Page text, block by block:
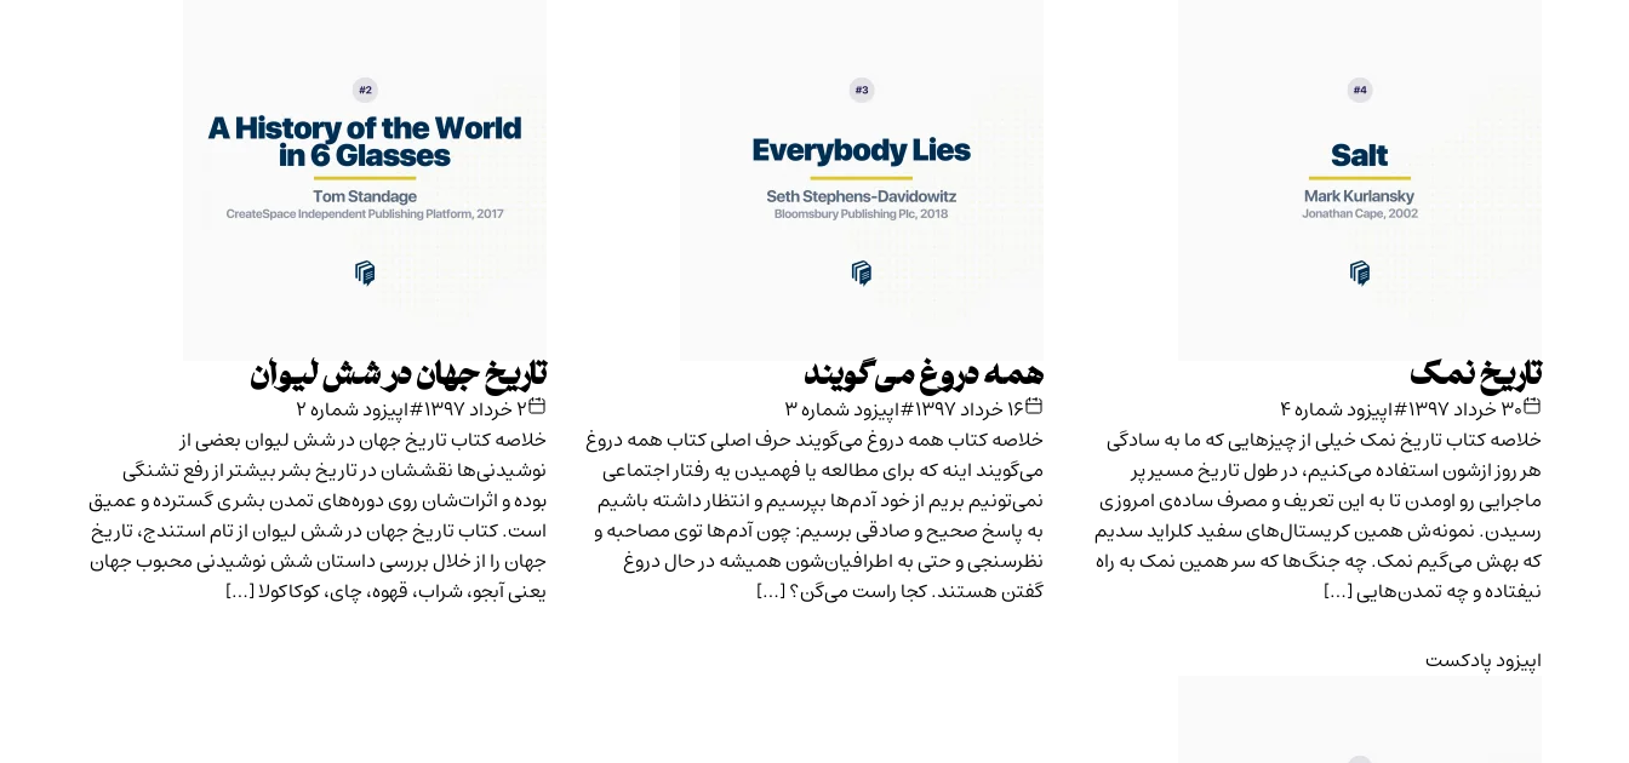
تاریخ نمک
۳۰ خرداد ۱۳۹۷
#اپیزود شماره ۴
خلاصه کتاب تاریخ نمک خیلی از چیزهایی که ما به سادگی
هر روز ازشون استفاده می‌کنیم، در طول تاریخ مسیر پر
ماجرایی رو اومدن تا به این تعریف و مصرف ساده‌ی امروزی
رسیدن. نمونه‌ش همین کریستال‌های سفید کلراید سدیم
که بهش می‌گیم نمک. چه جنگ‌ها که سر همین نمک به راه
نیفتاده و چه تمدن‌هایی […]
همه دروغ می‌گویند
۱۶ خرداد ۱۳۹۷
#اپیزود شماره ۳
خلاصه کتاب همه دروغ می‌گویند حرف اصلی کتاب همه دروغ
می‌گویند اینه که برای مطالعه یا فهمیدن یه رفتار اجتماعی
نمی‌تونیم بریم از خود آدم‌ها بپرسیم و انتظار داشته باشیم
به پاسخ صحیح و صادقی برسیم: چون آدم‌ها توی مصاحبه و
نظرسنجی و حتی به اطرافیان‌شون همیشه در حال دروغ
گفتن هستند. کجا راست می‌گن؟ […]
تاریخ جهان در شش لیوان
۲ خرداد ۱۳۹۷
#اپیزود شماره ۲
خلاصه کتاب تاریخ جهان در شش لیوان بعضی از
نوشیدنی‌ها نقششان در تاریخ بشر بیشتر از رفع تشنگی
بوده و اثرات‌شان روی دوره‌های تمدن بشری گسترده و عمیق
است. کتاب تاریخ جهان در شش لیوان از تام استندج، تاریخ
جهان را از خلال بررسی داستان شش نوشیدنی محبوب جهان
یعنی آبجو، شراب، قهوه، چای، کوکاکولا […]
اپیزود پادکست